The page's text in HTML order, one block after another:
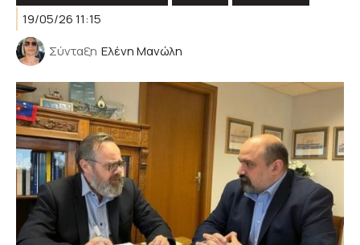
19/05/26 11:15
Σύνταξη Ελένη Μανώλη